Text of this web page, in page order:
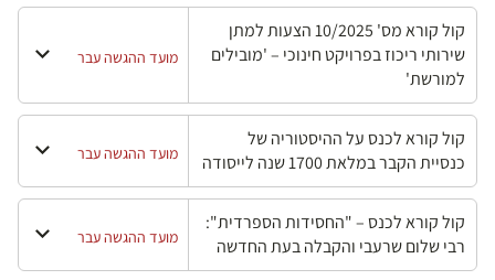
קול קורא מס' 10/2025 הצעות למתן
שירותי ריכוז בפרויקט חינוכי – 'מובילים
למורשת'
מועד ההגשה עבר
קול קורא לכנס על ההיסטוריה של
כנסיית הקבר במלאת 1700 שנה לייסודה
מועד ההגשה עבר
קול קורא לכנס – "החסידות הספרדית":
רבי שלום שרעבי והקבלה בעת החדשה
מועד ההגשה עבר